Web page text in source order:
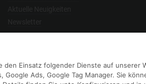
den Einsatz folgender Dienste auf unserer
Google Ads, Google Tag Manager. Sie